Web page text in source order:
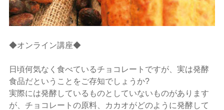
◆オンライン講座◆
日頃何気なく食べているチョコレートですが、実は発酵
食品だということをご存知でしょうか?
実際には発酵しているものとしていないものがあります
が、チョコレートの原料、カカオがどのように発酵して